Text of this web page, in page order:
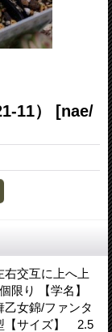
11） [nae/
交互に上へ上
限り 【学名】
女錦/ファンタ
サイズ】 2.5